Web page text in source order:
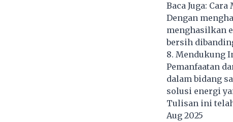
Baca Juga: Cara
Dengan
menghasilkan
bersih
8. Mendukung
Pemanfaatan
dalam bidang
solusi energi
Tulisan ini
Aug 2025